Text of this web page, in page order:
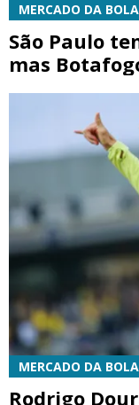
MERCADO DA BOLA
São Paulo
mas
MERCADO DA BOLA
Rodrigo